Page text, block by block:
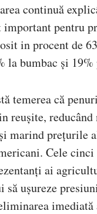
continuă
important pentru
in procent de
la bumbac și 19%
temerea că
reușite,
marind prețurile
Cele
ai
să ușureze
imediată